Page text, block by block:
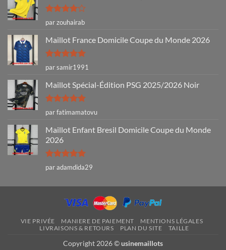
Note4
sur 5
par zouhairab
Maillot France Domicile Coupe du Monde 2026
Note5sur
5
par samir1991
Maillot Spécial-Édition PSG 2025/2026 Noir
Note5sur
5
par fatimamatovu
Maillot Enfant Bresil Domicile Coupe du Monde
2026
Note5sur
5
par adamdida29
VIE PRIVÉE MANIERE DE PAIEMENT
MENTIONS LÉGALES
LIVRAISONS & RETOURS
PLAN DU SITE TAILLE
Copyright 2026 ©usinemaillots